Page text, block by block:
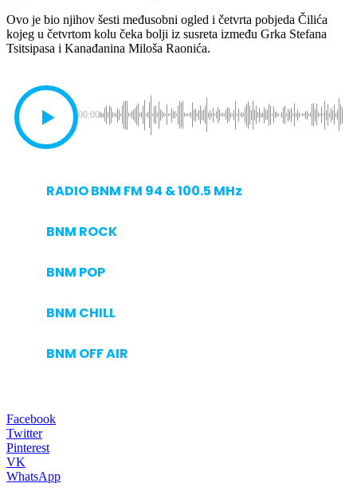
Ovo je bio njihov šesti međusobni ogled i četvrta pobjeda Čilića
kojeg u četvrtom kolu čeka bolji iz susreta između Grka Stefana
Tsitsipasa i Kanađanina Miloša Raonića.
00:00
RADIO BNM FM 94 & 100.5 MHz
BNM ROCK
BNM POP
BNM CHILL
BNM OFF AIR
Facebook
Twitter
Pinterest
VK
WhatsApp